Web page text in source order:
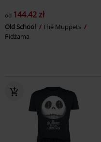
od 144.42 zł
Old School
The Muppets
Pidżama